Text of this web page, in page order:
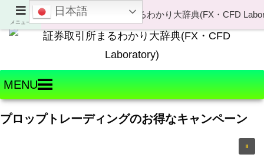
Welcome to FX・CFD Laboratory!
MENU
プロップトレーディングのお得なキャンペーン
メニュー
日本語